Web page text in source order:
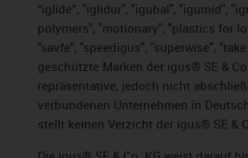
“iglide”, "iglidur", "igubal", "igumid",
polymers", "motionary", "plastics for
"savfe", "speedigus", "superwise",
geschützte Marken der igus® SE &
repräsentative, jedoch nicht
verbundenen Unternehmen in
stellt keinen Verzicht der igus® SE &